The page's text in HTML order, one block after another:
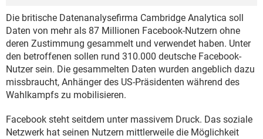
FACEBOOK HARDWARE
TIKTOK
FACEBOOK HARDWARE
ANDROID IOS
WINDOWS 10 INSTAGRAM
WHATSAPP TIKTOK
FACEBOOK HARDWARE
STREAMING
ANDROID IOS
WINDOWS 10 INSTAGRAM
WHATSAPP TIKTOK
Die britische Datenanalysefirma Cambridge Analytica soll
Daten von mehr als 87 Millionen Facebook-Nutzern ohne
deren Zustimmung gesammelt und verwendet haben. Unter
den betroffenen sollen rund 310.000 deutsche Facebook-
Nutzer sein. Die gesammelten Daten wurden angeblich dazu
missbraucht, Anhänger des US-Präsidenten während des
Wahlkampfs zu mobilisieren.
Facebook steht seitdem unter massivem Druck. Das soziale
Netzwerk hat seinen Nutzern mittlerweile die Möglichkeit